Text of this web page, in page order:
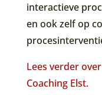
interactieve
en ook zelf op
Lees verder
Coaching Elst.